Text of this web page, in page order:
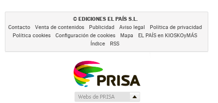
© EDICIONES EL PAÍS S.L.
Contacto Venta de contenidos Publicidad Aviso legal
Política de privacidad
Política cookies
Configuración de cookies Mapa
EL PAÍS en KIOSKOyMÁS
Índice
RSS